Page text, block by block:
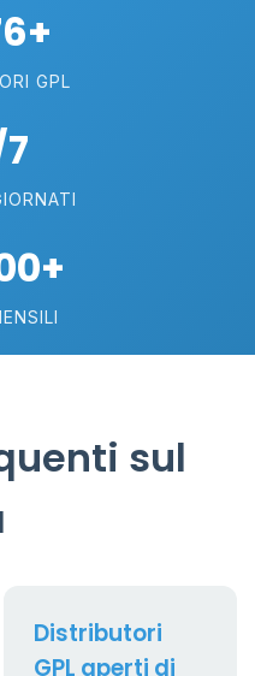
GPL
sul
Distributori
GPL aperti di